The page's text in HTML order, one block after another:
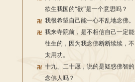
欲生我国的“欲”是一个意思吗？
我很希望自己能一心不乱地念佛。
我来寺院前，是不相信自己一定能
往生的，因为我念佛断断续续，不
太用功。
十九、二十愿，说的是疑惑佛智的
念佛人吗？